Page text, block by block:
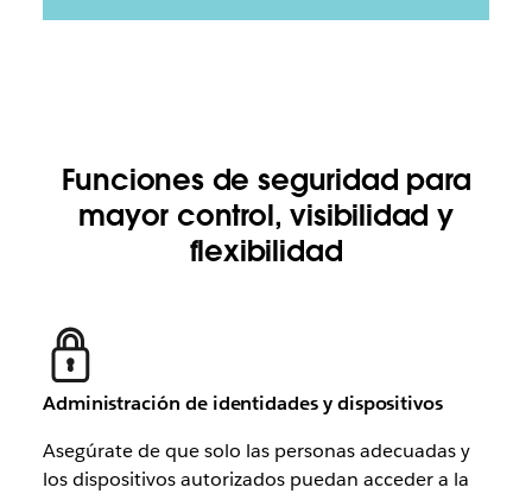
Funciones de seguridad para
mayor control, visibilidad y
flexibilidad
Administración de identidades y dispositivos
Asegúrate de que solo las personas adecuadas y
los dispositivos autorizados puedan acceder a la